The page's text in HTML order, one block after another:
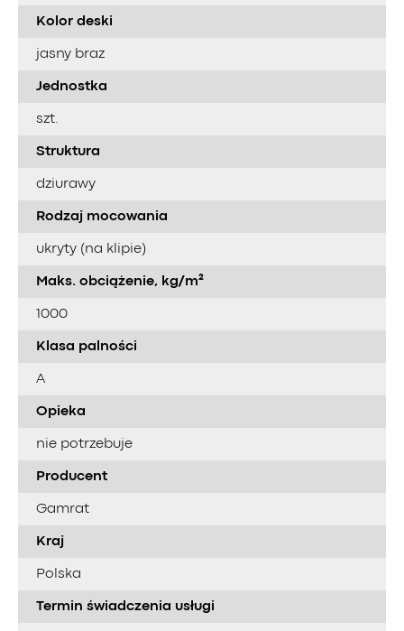
Kolor deski
jasny braz
Jednostka
szt.
Struktura
dziurawy
Rodzaj mocowania
ukryty (na klipie)
Maks. obciążenie, kg/m²
1000
Klasa palności
A
Opieka
nie potrzebuje
Producent
Gamrat
Kraj
Polska
Termin świadczenia usługi